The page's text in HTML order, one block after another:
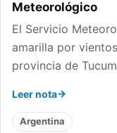
Meteorológico
El Servicio
amarilla por
provincia de
Leer nota
Argentina